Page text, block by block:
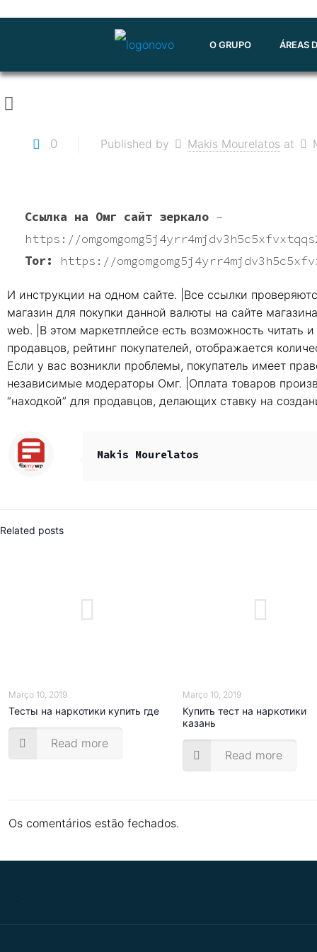
O GRUPO ÁREAS
0 Published by Makis Mourelatos at
Ссылка на Омг сайт зеркало–
https://
Tor:
https://
И инструкции на одном сайте. |Все ссылки
магазин для покупки данной валюты на сайте
web. |В этом маркетплейсе есть возможность читать
продавцов, рейтинг покупателей, отображается
Если у вас возникли проблемы, покупатель имеет
независимые модераторы Омг. |Оплата товаров
“находкой” для продавцов, делающих ставку на
Makis Mourelatos
Related posts
Março 10, 2019
Тесты на наркотики купить где
Read more
Março 10, 2019
Купить тест на наркотики
казань
Read more
Os comentários estão fechados.